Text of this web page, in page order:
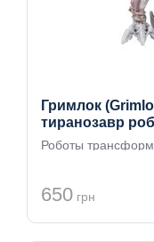
Гримлок
тиранозавр
Роботы
650 грн